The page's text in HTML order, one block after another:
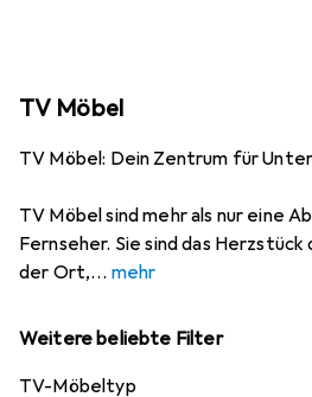
TV Möbel
TV Möbel: Dein Zentrum für
TV Möbel sind mehr als nur eine
Fernseher. Sie sind das
der Ort,
mehr
Weitere beliebte Filter
TV-Möbeltyp